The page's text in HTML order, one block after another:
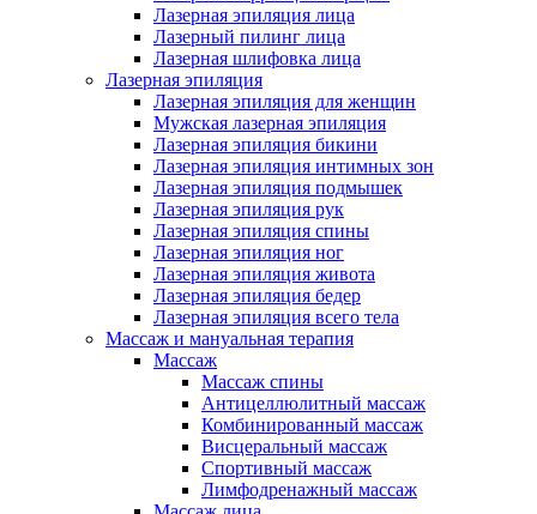
Лазерная эпиляция лица
Лазерный пилинг лица
Лазерная шлифовка лица
Лазерная эпиляция
Лазерная эпиляция для женщин
Мужская лазерная эпиляция
Лазерная эпиляция бикини
Лазерная эпиляция интимных зон
Лазерная эпиляция подмышек
Лазерная эпиляция рук
Лазерная эпиляция спины
Лазерная эпиляция ног
Лазерная эпиляция живота
Лазерная эпиляция бедер
Лазерная эпиляция всего тела
Массаж и мануальная терапия
Массаж
Массаж спины
Антицеллюлитный массаж
Комбинированный массаж
Висцеральный массаж
Спортивный массаж
Лимфодренажный массаж